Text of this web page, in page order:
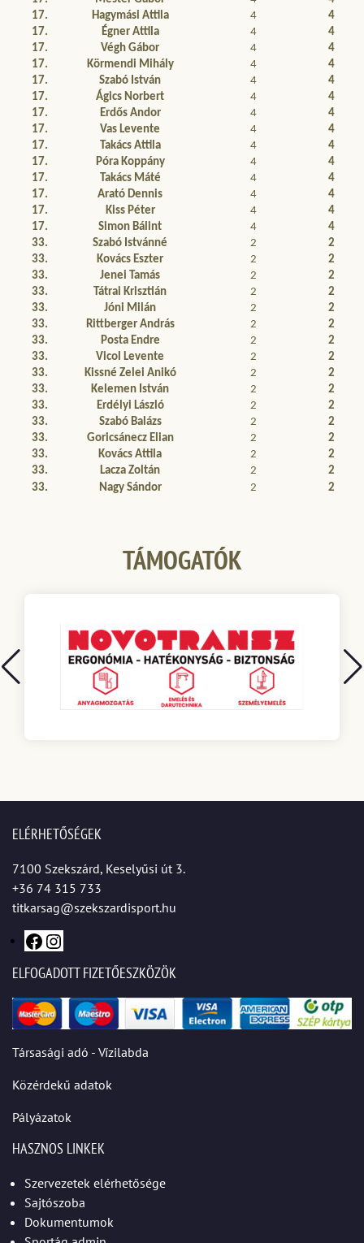
17.
Hagymási Attila 4
4
17.
Égner Attila 4
4
17.
Végh Gábor 4
4
17.
Körmendi Mihály 4
4
17.
Szabó István 4
4
17.
Ágics Norbert 4
4
17.
Erdős Andor 4
4
17.
Vas Levente 4
4
17.
Takács Attila 4
4
17.
Póra Koppány 4
4
17.
Takács Máté 4
4
17.
Arató Dennis 4
4
17.
Kiss Péter 4
4
17.
Simon Bálint 4
4
33.
Szabó Istvánné 2
2
33.
Kovács Eszter 2
2
33.
Jenei Tamás 2
2
33.
Tátrai Krisztián 2
2
33.
Jóni Milán 2
2
33.
Rittberger András 2
2
33.
Posta Endre 2
2
33.
Vicol Levente 2
2
33.
Kissné Zelei Anikó 2
2
33.
Kelemen István 2
2
33.
Erdélyi László 2
2
33.
Szabó Balázs 2
2
33.
Goricsánecz Elian 2
2
33.
Kovács Attila 2
2
33.
Lacza Zoltán 2
2
33.
Nagy Sándor 2 2
TÁMOGATÓK
ELÉRHETŐSÉGEK
7100 Szekszárd, Keselyűsi út 3.
+36 74 315 733
titkarsag@szekszardisport.hu
ELFOGADOTT FIZETŐESZKÖZÖK
Társasági adó - Vízilabda
Közérdekű adatok
Pályázatok
HASZNOS LINKEK
Szervezetek elérhetősége
Sajtószoba
Dokumentumok